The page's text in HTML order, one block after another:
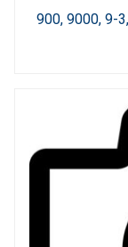
900 9000 9-3